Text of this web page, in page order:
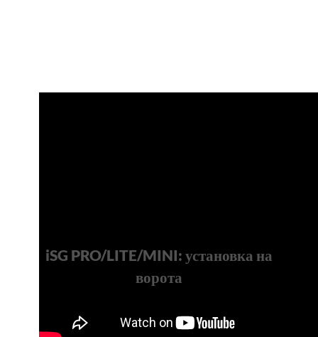
iSG PRO/LITE/MINI: установка на
ворота